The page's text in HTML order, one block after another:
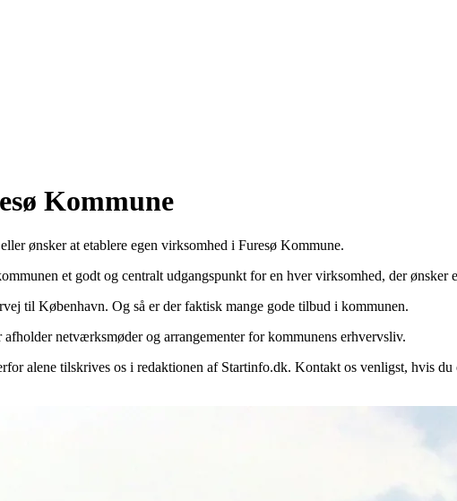
Kommune
ønsker at etablere egen virksomhed i Furesø Kommune.
et godt og centralt udgangspunkt for en hver virksomhed, der ønsker
til København. Og så er der faktisk mange gode tilbud i kommunen.
netværksmøder og arrangementer for kommunens erhvervsliv.
alene tilskrives os i redaktionen af Startinfo.dk. Kontakt os venligst, hvis du